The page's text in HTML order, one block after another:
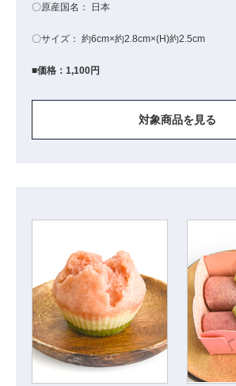
〇原産国名： 日本
〇サイズ： 約6cm×約2.8cm×(H)約2.5cm
■価格：1,100円
対象商品を見る